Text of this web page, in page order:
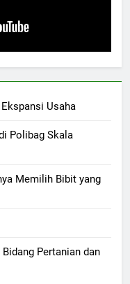
Usaha
Polibag Skala
Memilih Bibit yang
Pertanian dan